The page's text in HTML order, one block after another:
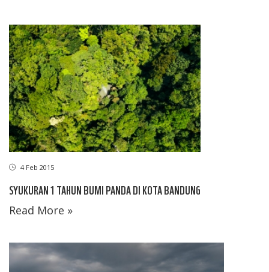
4 Feb 2015
SYUKURAN 1 TAHUN BUMI PANDA DI KOTA BANDUNG
Read More »